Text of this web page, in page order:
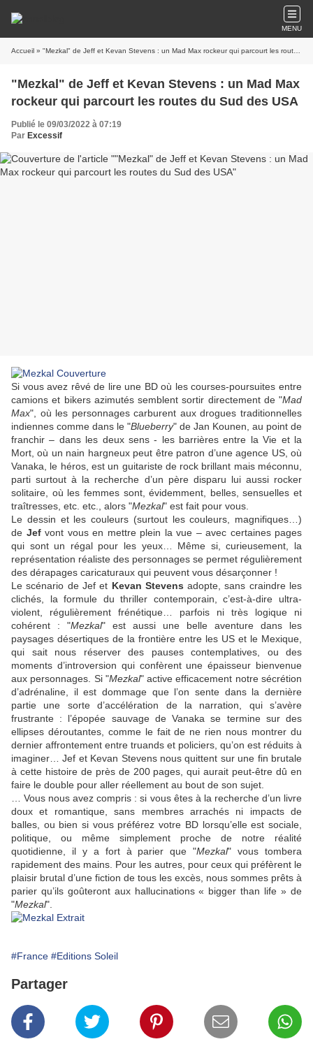
MENU
Accueil » "Mezkal" de Jeff et Kevan Stevens : un Mad Max rockeur qui parcourt les routes du Sud des USA
"Mezkal" de Jeff et Kevan Stevens : un Mad Max
rockeur qui parcourt les routes du Sud des USA
Publié le 09/03/2022 à 07:19
Par Excessif
Si vous avez rêvé de lire une BD où les courses-poursuites entre
camions et bikers azimutés semblent sortir directement de "Mad
Max", où les personnages carburent aux drogues traditionnelles
indiennes comme dans le "Blueberry" de Jan Kounen , au point de
franchir – dans les deux sens - les barrières entre la Vie et la
Mort, où un nain hargneux peut être patron d’une agence US, où
Vanaka, le héros, est un guitariste de rock brillant mais méconnu,
parti surtout à la recherche d’un père disparu lui aussi rocker
solitaire, où les femmes sont, évidemment, belles, sensuelles et
traîtresses, etc. etc., alors "Mezkal" est fait pour vous.
Le dessin et les couleurs (surtout les couleurs, magnifiques…)
de Jef vont vous en mettre plein la vue – avec certaines pages
qui sont un régal pour les yeux… Même si, curieusement, la
représentation réaliste des personnages se permet régulièrement
des dérapages caricaturaux qui peuvent vous désarçonner !
Le scénario de Jefet Kevan Stevens adopte, sans craindre les
clichés, la formule du thriller contemporain, c’est-à-dire ultra-
violent, régulièrement frénétique… parfois ni très logique ni
cohérent : "Mezkal" est aussi une belle aventure dans les
paysages désertiques de la frontière entre les US et le Mexique,
qui sait nous réserver des pauses contemplatives, ou des
moments d’introversion qui confèrent une épaisseur bienvenue
aux personnages. Si "Mezkal" active efficacement notre sécrétion
d’adrénaline, il est dommage que l’on sente dans la dernière
partie une sorte d’accélération de la narration, qui s’avère
frustrante : l’épopée sauvage de Vanaka se termine sur des
ellipses déroutantes, comme le fait de ne rien nous montrer du
dernier affrontement entre truands et policiers, qu’on est réduits à
imaginer…Jef et Kevan Stevensnous quittent sur une fin brutale
à cette histoire de près de 200 pages, qui aurait peut-être dû en
faire le double pour aller réellement au bout de son sujet.
… Vous nous avez compris : si vous êtes à la recherche d’un livre
doux et romantique, sans membres arrachés ni impacts de
balles, ou bien si vous préférez votre BD lorsqu’elle est sociale,
politique, ou même simplement proche de notre réalité
quotidienne, il y a fort à parier que "Mezkal" vous tombera
rapidement des mains. Pour les autres, pour ceux qui préfèrent le
plaisir brutal d’une fiction de tous les excès, nous sommes prêts à
parier qu’ils goûteront aux hallucinations « bigger than life » de
"Mezkal".
#France #Editions Soleil
Partager